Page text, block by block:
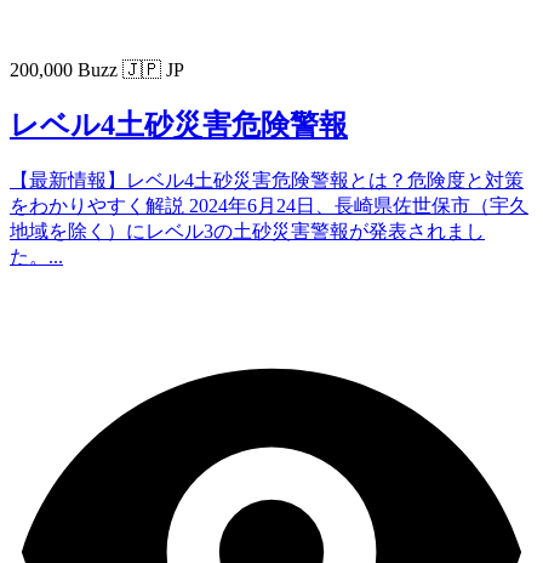
200,000 Buzz 🇯🇵 JP
レベル4土砂災害危険警報
【最新情報】レベル4土砂災害危険警報とは？危険度と対策
をわかりやすく解説 2024年6月24日、長崎県佐世保市（宇久
地域を除く）にレベル3の土砂災害警報が発表されまし
た。...